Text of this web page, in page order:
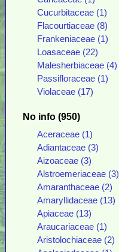
Cucurbitaceae (1)
Flacourtiaceae (8)
Frankeniaceae (1)
Loasaceae (22)
Malesherbiaceae (4)
Passifloraceae (1)
Violaceae (17)
No info (950)
Aceraceae (1)
Adiantaceae (3)
Aizoaceae (3)
Alstroemeriaceae (3)
Amaranthaceae (2)
Amaryllidaceae (13)
Apiaceae (13)
Araucariaceae (1)
Aristolochiaceae (2)